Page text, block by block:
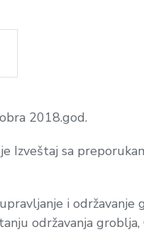
2018.god.
Izveštaj sa
i
održavanja